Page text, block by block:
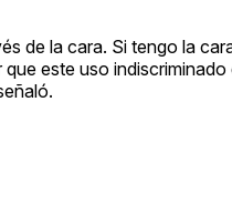
de la cara. Si tengo la
este uso